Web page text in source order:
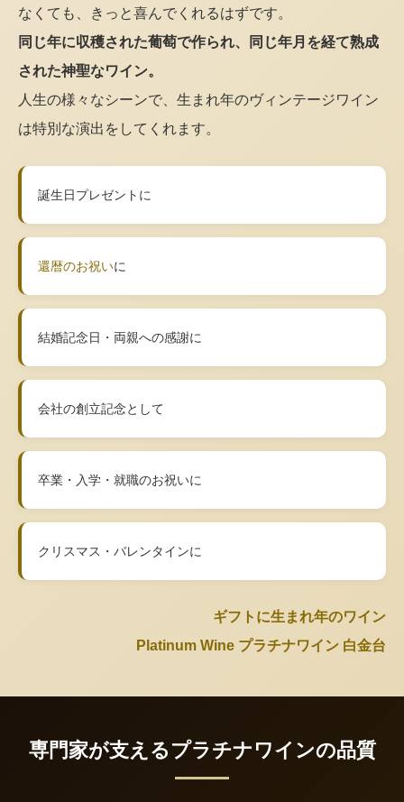
なくても、きっと喜んでくれるはずです。
同じ年に収穫された葡萄で作られ、同じ年月を経て熟成
された神聖なワイン。
人生の様々なシーンで、生まれ年のヴィンテージワイン
は特別な演出をしてくれます。
誕生日プレゼントに
還暦のお祝いに
結婚記念日・両親への感謝に
会社の創立記念として
卒業・入学・就職のお祝いに
クリスマス・バレンタインに
ギフトに生まれ年のワイン
Platinum Wine プラチナワイン 白金台
専門家が支えるプラチナワインの品質